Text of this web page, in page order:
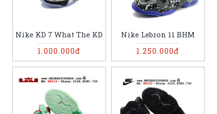
Nike KD 7 What The KD
1.000.000đ
Nike Lebron 11 BHM
1.250.000đ